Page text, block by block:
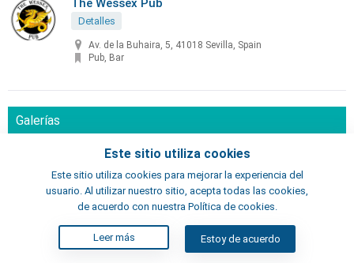
The Wessex Pub
Detalles
Av. de la Buhaira, 5, 41018 Sevilla, Spain
Pub, Bar
Galerías
CaixaForum
Detalles
C. López Pintado, s/n, 41092 Sevilla, España
Galería
Este sitio utiliza cookies
Este sitio utiliza cookies para mejorar la experiencia del
usuario. Al utilizar nuestro sitio, acepta todas las cookies,
de acuerdo con nuestra Política de cookies.
Leer más Estoy de acuerdo